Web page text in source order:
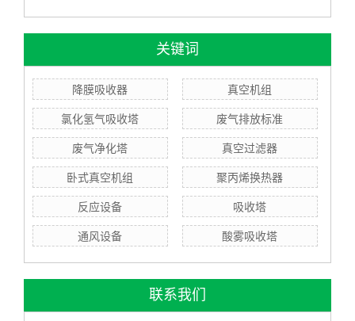
关键词
降膜吸收器 真空机组
氯化氢气吸收塔 废气排放标准
废气净化塔 真空过滤器
卧式真空机组 聚丙烯换热器
反应设备 吸收塔
通风设备 酸雾吸收塔
联系我们